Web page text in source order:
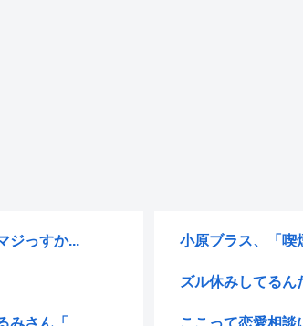
ジっすか...
みさん「...
小原ブラス、「喫
ズル休みしてるん
ここって恋愛相談